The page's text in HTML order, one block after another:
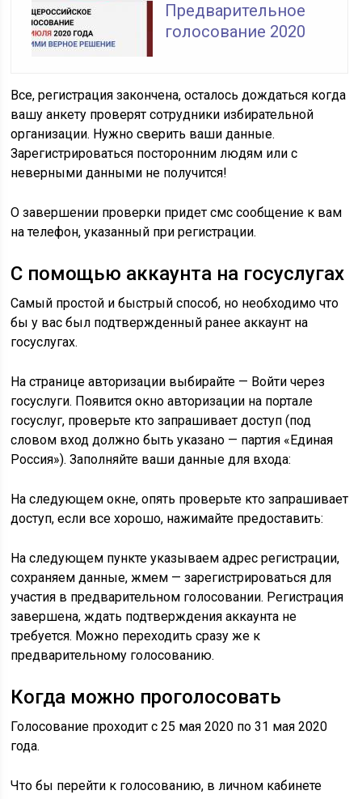
Предварительное
голосование 2020
Все, регистрация закончена, осталось дождаться когда
вашу анкету проверят сотрудники избирательной
организации. Нужно сверить ваши данные.
Зарегистрироваться посторонним людям или с
неверными данными не получится!
О завершении проверки придет смс сообщение к вам
на телефон, указанный при регистрации.
С помощью аккаунта на госуслугах
Самый простой и быстрый способ, но необходимо что
бы у вас был подтвержденный ранее аккаунт на
госуслугах.
На странице авторизации выбирайте — Войти через
госуслуги. Появится окно авторизации на портале
госуслуг, проверьте кто запрашивает доступ (под
словом вход должно быть указано — партия «Единая
Россия»). Заполняйте ваши данные для входа:
На следующем окне, опять проверьте кто запрашивает
доступ, если все хорошо, нажимайте предоставить:
На следующем пункте указываем адрес регистрации,
сохраняем данные, жмем — зарегистрироваться для
участия в предварительном голосовании. Регистрация
завершена, ждать подтверждения аккаунта не
требуется. Можно переходить сразу же к
предварительному голосованию.
Когда можно проголосовать
Голосование проходит с 25 мая 2020 по 31 мая 2020
года.
Что бы перейти к голосованию, в личном кабинете